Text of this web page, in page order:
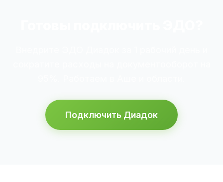
Подключить Диадок